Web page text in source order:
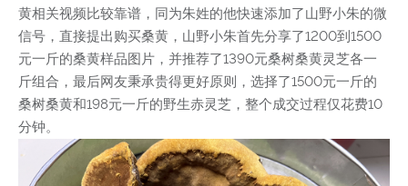
黄相关视频比较靠谱，同为朱姓的他快速添加了山野小朱的微
信号，直接提出购买桑黄，山野小朱首先分享了1200到1500
元一斤的桑黄样品图片，并推荐了1390元桑树桑黄灵芝各一
斤组合，最后网友秉承贵得更好原则，选择了1500元一斤的
桑树桑黄和198元一斤的野生赤灵芝，整个成交过程仅花费10
分钟。